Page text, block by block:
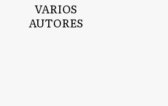
VARIOS
AUTORES